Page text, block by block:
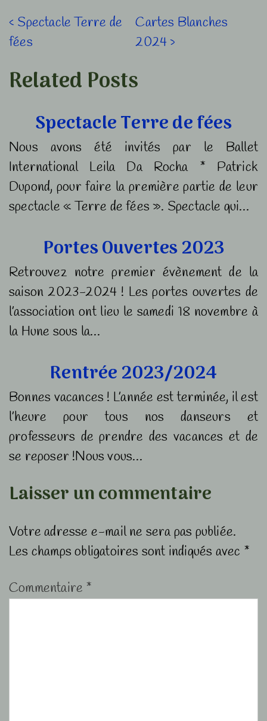
Navigation
de
l’article
Previous
Post
‹ Spectacle Terre de
fées
Next
Post
Cartes Blanches
2024 ›
Related Posts
Spectacle Terre de fées
Nous avons été invités par le Ballet
International Leila Da Rocha * Patrick
Dupond, pour faire la première partie de leur
spectacle « Terre de fées ». Spectacle qui…
Portes Ouvertes 2023
Retrouvez notre premier évènement de la
saison 2023-2024 ! Les portes ouvertes de
l’association ont lieu le samedi 18 novembre à
la Hune sous la…
Rentrée 2023/2024
Bonnes vacances ! L’année est terminée, il est
l’heure pour tous nos danseurs et
professeurs de prendre des vacances et de
se reposer !Nous vous…
Laisser un commentaire
Votre adresse e-mail ne sera pas publiée.
Les champs obligatoires sont indiqués avec *
Commentaire *